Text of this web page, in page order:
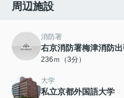
周辺施設
消防署
右京消防署梅津消防
236ｍ（3分）
大学
私立京都外国語大学